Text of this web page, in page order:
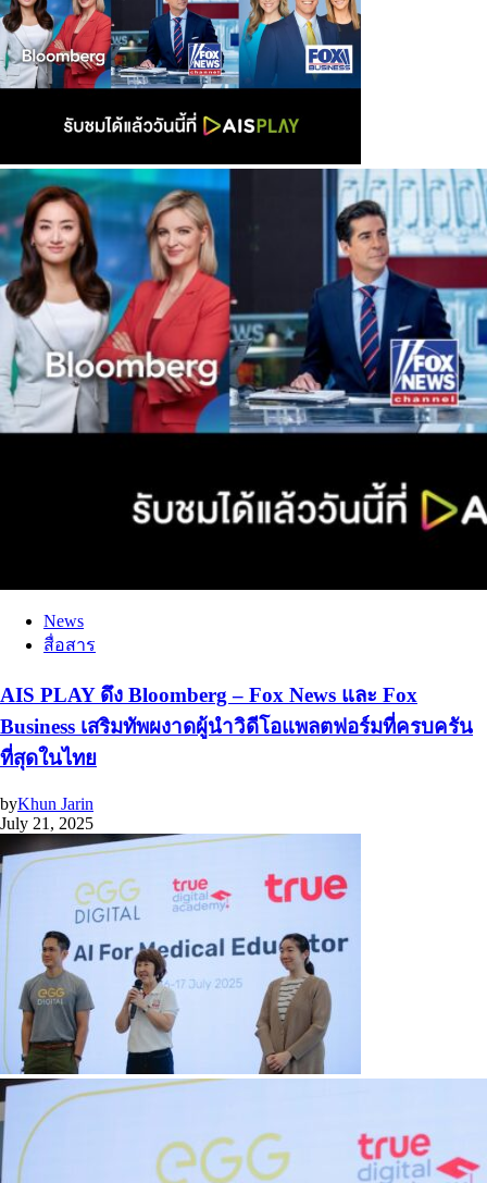
News
สื่อสาร
AIS PLAY ดึง Bloomberg – Fox News และ Fox
Business เสริมทัพผงาดผู้นำวิดีโอแพลตฟอร์มที่ครบครัน
ที่สุดในไทย
byKhun Jarin
July 21, 2025